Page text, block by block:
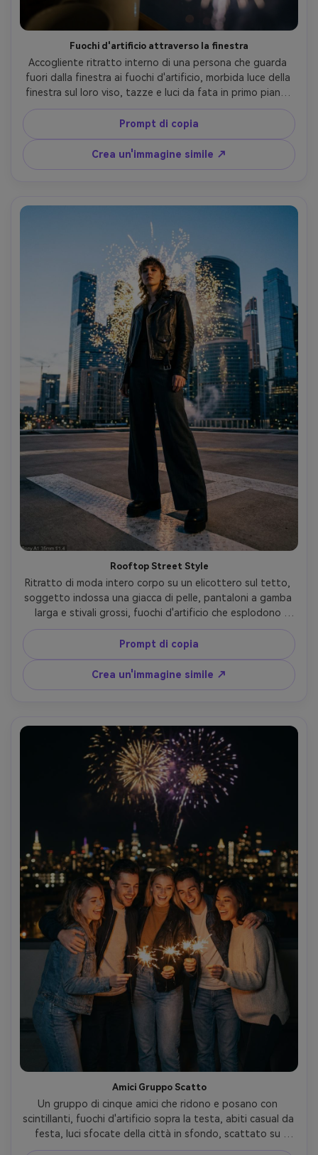
Fuochi d'artificio attraverso la finestra
Accogliente ritratto interno di una persona che guarda
fuori dalla finestra ai fuochi d'artificio, morbida luce della
finestra sul loro viso, tazze e luci da fata in primo piano,
fuochi d'artificio bokeh all'esterno, scattato su Nikon Z6
II, 50mm f/1.8, intimo primo piano, profondità di campo
bassa, riflessi realistici del vetro, struttura della pelle
fotorealistica, calmo umore nostalgico- -ar 4:5
Prompt di copia
Crea un'immagine simile ↗
Rooftop Street Style
Ritratto di moda intero corpo su un elicottero sul tetto,
soggetto indossa una giacca di pelle, pantaloni a gamba
larga e stivali grossi, fuochi d'artificio che esplodono
dietro uno skyline moderno, scattato su Sony A1, 35mm
f/1.4, cornice intero corpo a basso angolo, dettagli nitidi,
illuminazione ad alto contrasto con luce del bordo,
atmosfera editoriale street-style, texture
fotorealistiche- -ar 4:5
Prompt di copia
Crea un'immagine simile ↗
Amici Gruppo Scatto
Un gruppo di cinque amici che ridono e posano con
scintillanti, fuochi d'artificio sopra la testa, abiti casual da
festa, luci sfocate della città in sfondo, scattato su
Canon EOS R5, 35mm f/1.8, cornice di gruppo media-